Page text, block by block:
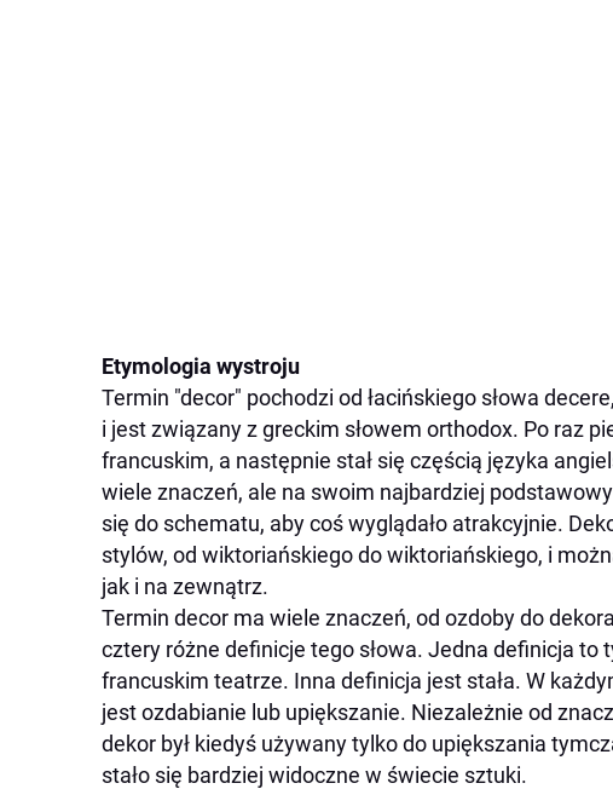
Etymologia wystroju
Termin "decor" pochodzi od łacińskiego słowa
i jest związany z greckim słowem orthodox. Po raz
francuskim, a następnie stał się częścią języka
wiele znaczeń, ale na swoim najbardziej
się do schematu, aby coś wyglądało atrakcyjnie.
stylów, od wiktoriańskiego do wiktoriańskiego, i
jak i na zewnątrz.
Termin decor ma wiele znaczeń, od ozdoby do
cztery różne definicje tego słowa. Jedna definicja to
francuskim teatrze. Inna definicja jest stała. W
jest ozdabianie lub upiększanie. Niezależnie od
dekor był kiedyś używany tylko do upiększania
stało się bardziej widoczne w świecie sztuki.